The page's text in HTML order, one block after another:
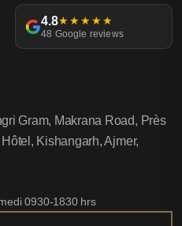
4.8★★★★★
48 Google reviews
Gram, Makrana Road, Près
Kishangarh, Ajmer,
0930-1830 hrs